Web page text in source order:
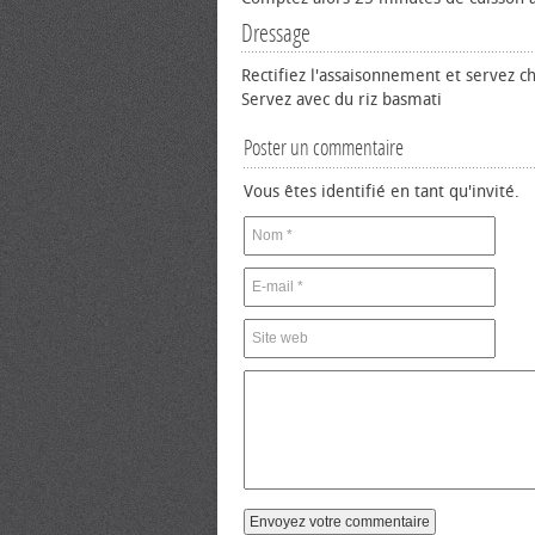
Dressage
Rectifiez l'assaisonnement et servez
Servez avec du riz basmati
Poster un commentaire
Vous êtes identifié en tant qu'invité.